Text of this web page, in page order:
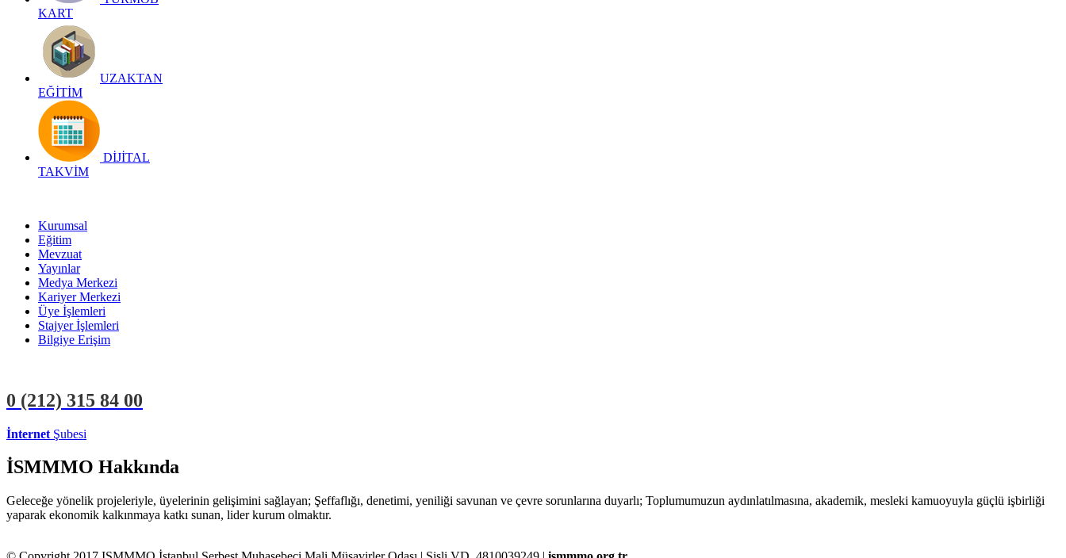
KART
UZAKTAN
EĞİTİM
DİJİTAL
TAKVİM
Kurumsal
Eğitim
Mevzuat
Yayınlar
Medya Merkezi
Kariyer Merkezi
Üye İşlemleri
Stajyer İşlemleri
Bilgiye Erişim
0 (212) 315 84 00
İnternet Şubesi
İSMMMO Hakkında
Geleceğe yönelik projeleriyle, üyelerinin gelişimini sağlayan; Şeffaflığı, denetimi, yeniliği savunan ve çevre sorunlarına duyarlı; Toplumumuzun aydınlatılmasına, akademik, mesleki kamuoyuyla güçlü işbirliği
yaparak ekonomik kalkınmaya katkı sunan, lider kurum olmaktır.